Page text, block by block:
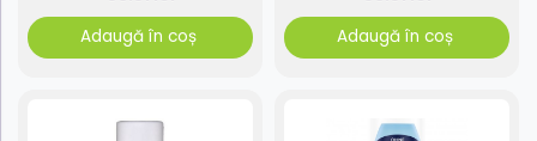
Adaugă în coș Adaugă în coș